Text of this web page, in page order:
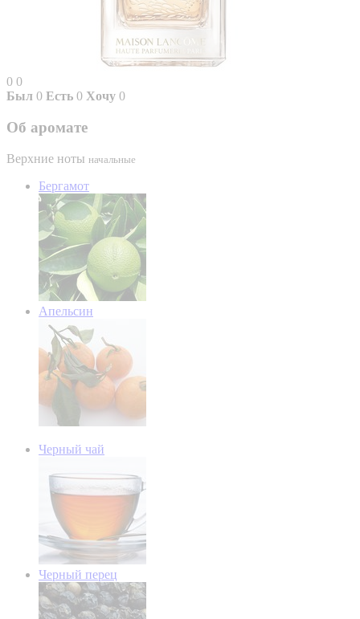
0 0
Был 0 Есть 0 Хочу 0
Об аромате
Верхние ноты начальные
Бергамот
Апельсин
Черный чай
Черный перец